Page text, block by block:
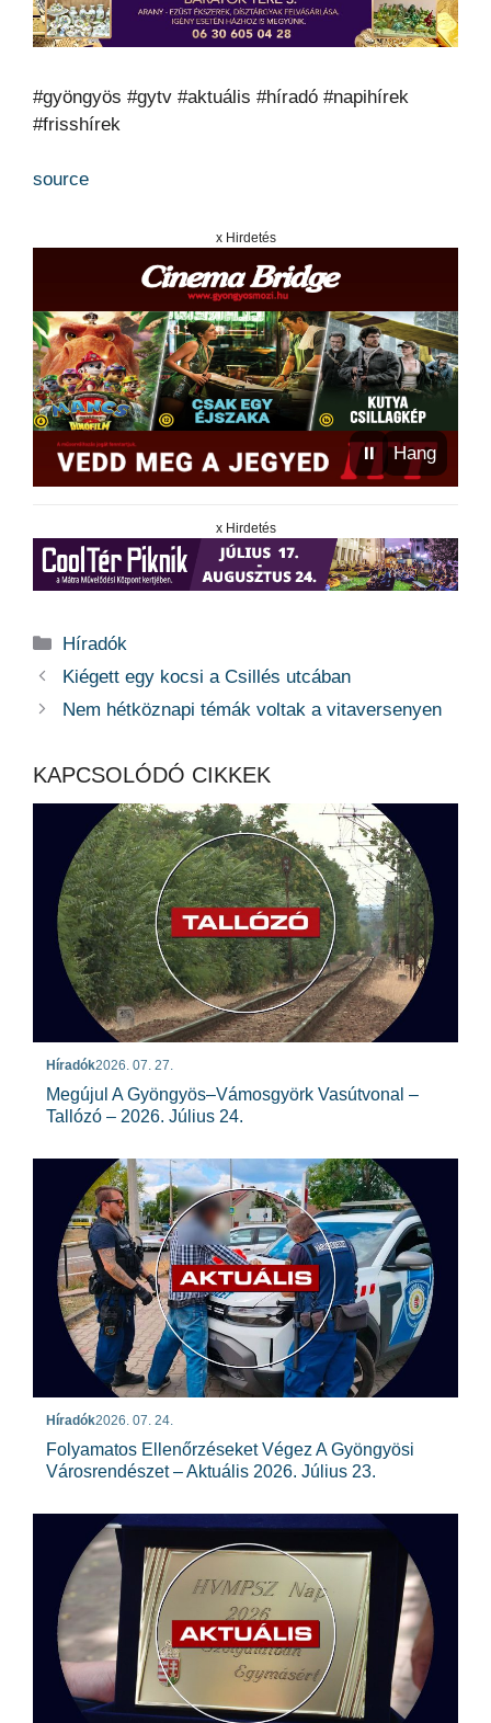
#gyöngyös #gytv #aktuális #híradó #napihírek
#frisshírek
source
x Hirdetés
⏸ Hang
x Hirdetés
Kategória
Híradók
Kiégett egy kocsi a Csillés utcában
Nem hétköznapi témák voltak a vitaversenyen
KAPCSOLÓDÓ CIKKEK
Híradók2026. 07. 27.
Megújul A Gyöngyös–Vámosgyörk Vasútvonal –
Tallózó – 2026. Július 24.
Híradók2026. 07. 24.
Folyamatos Ellenőrzéseket Végez A Gyöngyösi
Városrendészet – Aktuális 2026. Július 23.